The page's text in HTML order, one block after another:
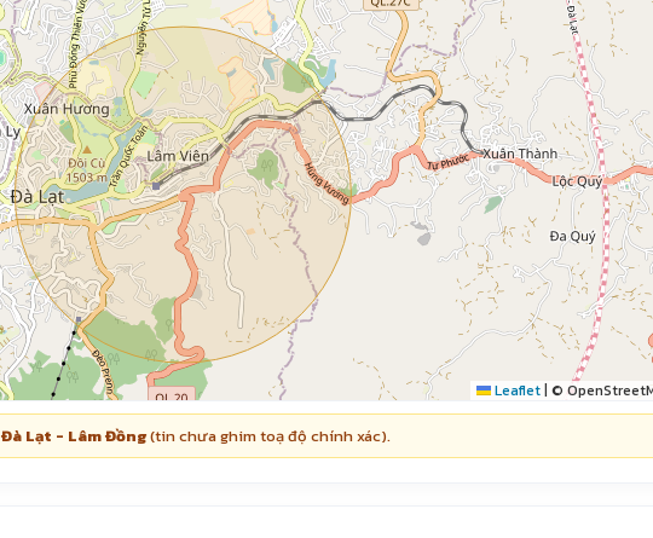
Leaflet| ©
Đà Lạt - Lâm Đồng(tin chưa ghim toạ độ chính xác).